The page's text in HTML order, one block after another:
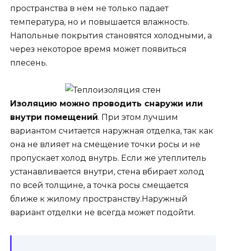
пространства в нем не только падает
температура, но и повышается влажность.
Напольные покрытия становятся холодными, а
через некоторое время может появиться
плесень.
Изоляцию можно проводить снаружи или
внутри помещений. При этом лучшим
вариантом считается наружная отделка, так как
она не влияет на смещение точки росы и не
пропускает холод внутрь. Если же утеплитель
устанавливается внутри, стена вбирает холод
по всей толщине, а точка росы смещается
ближе к жилому пространству.Наружный
вариант отделки не всегда может подойти.